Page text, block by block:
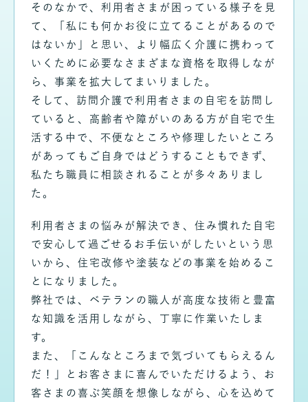
そのなかで、利用者さまが困っている様子を見
て、「私にも何かお役に立てることがあるので
はないか」と思い、より幅広く介護に携わって
いくために必要なさまざまな資格を取得しなが
ら、事業を拡大してまいりました。
そして、訪問介護で利用者さまの自宅を訪問し
ていると、高齢者や障がいのある方が自宅で生
活する中で、不便なところや修理したいところ
があってもご自身ではどうすることもできず、
私たち職員に相談されることが多々ありまし
た。
利用者さまの悩みが解決でき、住み慣れた自宅
で安心して過ごせるお手伝いがしたいという思
いから、住宅改修や塗装などの事業を始めるこ
とになりました。
弊社では、ベテランの職人が高度な技術と豊富
な知識を活用しながら、丁寧に作業いたしま
す。
また、「こんなところまで気づいてもらえるん
だ！」とお客さまに喜んでいただけるよう、お
客さまの喜ぶ笑顔を想像しながら、心を込めて